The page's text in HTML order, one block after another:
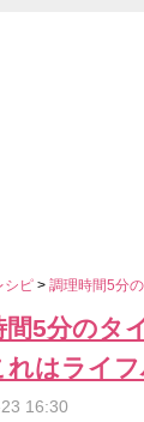
シピ > 調理時間5分
間5分のタ
れはライ
16:30